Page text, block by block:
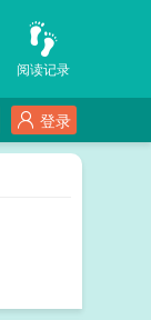
阅读记录
登录